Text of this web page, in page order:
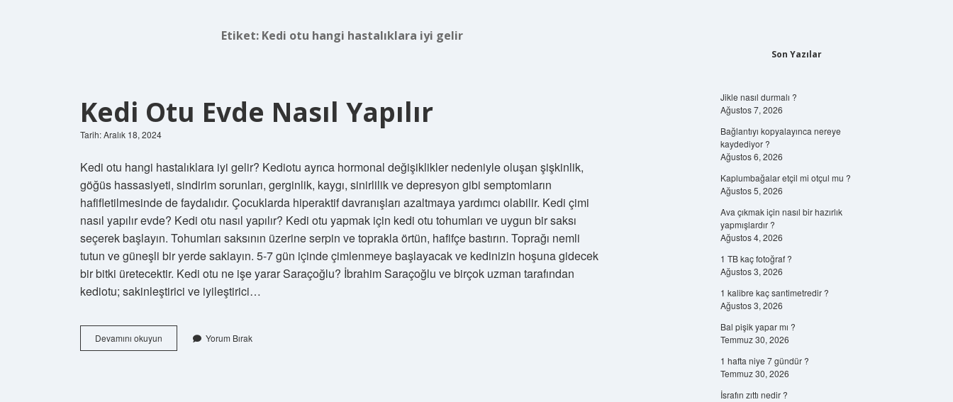
Etiket: Kedi otu hangi hastalıklara iyi gelir
Kedi Otu Evde Nasıl Yapılır
Tarih: Aralık 18, 2024
Kedi otu hangi hastalıklara iyi gelir? Kediotu ayrıca hormonal değişiklikler nedeniyle oluşan şişkinlik,
göğüs hassasiyeti, sindirim sorunları, gerginlik, kaygı, sinirlilik ve depresyon gibi semptomların
hafifletilmesinde de faydalıdır. Çocuklarda hiperaktif davranışları azaltmaya yardımcı olabilir. Kedi çimi
nasıl yapılır evde? Kedi otu nasıl yapılır? Kedi otu yapmak için kedi otu tohumları ve uygun bir saksı
seçerek başlayın. Tohumları saksının üzerine serpin ve toprakla örtün, hafifçe bastırın. Toprağı nemli
tutun ve güneşli bir yerde saklayın. 5-7 gün içinde çimlenmeye başlayacak ve kedinizin hoşuna gidecek
bir bitki üretecektir. Kedi otu ne işe yarar Saraçoğlu? İbrahim Saraçoğlu ve birçok uzman tarafından
kediotu; sakinleştirici ve iyileştirici…
Devamını okuyun
Otu
Yorum Bırak
Son Yazılar
Jikle nasıl durmalı ?
Ağustos 7, 2026
Bağlantıyı kopyalayınca nereye
kaydediyor ?
Ağustos 6, 2026
Kaplumbağalar etçil mi otçul mu ?
Ağustos 5, 2026
Ava çıkmak için nasıl bir hazırlık
yapmışlardır ?
Ağustos 4, 2026
1 TB kaç fotoğraf ?
Ağustos 3, 2026
1 kalibre kaç santimetredir ?
Ağustos 3, 2026
Bal pişik yapar mı ?
Temmuz 30, 2026
1 hafta niye 7 gündür ?
Temmuz 30, 2026
İsrafın zıttı nedir ?